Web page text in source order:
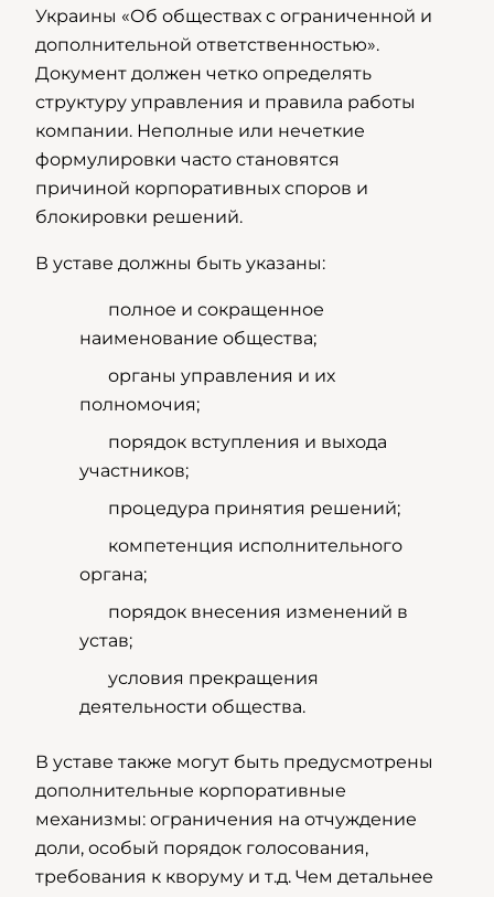
Украины «Об обществах с ограниченной и
дополнительной ответственностью».
Документ должен четко определять
структуру управления и правила работы
компании. Неполные или нечеткие
формулировки часто становятся
причиной корпоративных споров и
блокировки решений.
В уставе должны быть указаны:
полное и сокращенное
наименование общества;
органы управления и их
полномочия;
порядок вступления и выхода
участников;
процедура принятия решений;
компетенция исполнительного
органа;
порядок внесения изменений в
устав;
условия прекращения
деятельности общества.
В уставе также могут быть предусмотрены
дополнительные корпоративные
механизмы: ограничения на отчуждение
доли, особый порядок голосования,
требования к кворуму и т.д. Чем детальнее